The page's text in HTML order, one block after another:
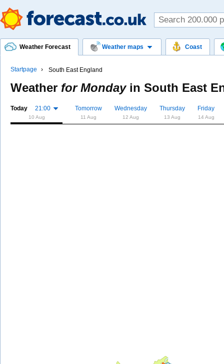
Weather Forecast Weather maps Coast
Startpage South East England
Weather for Mondayin South East
Today 21:00
10 Aug
Tomorrow
11 Aug
Wednesday
12 Aug
Thursday
13 Aug
Friday
14 Aug